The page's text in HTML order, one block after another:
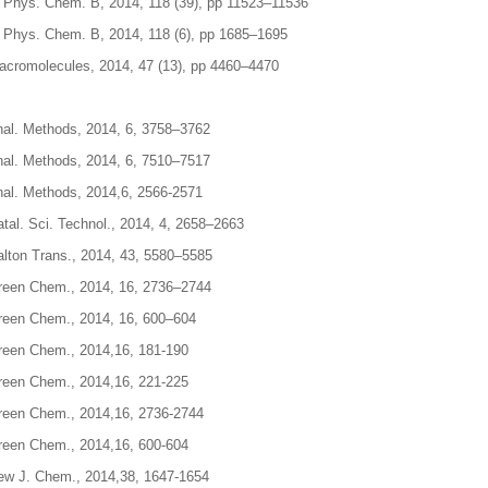
Chem. B, 2014, 118 (6), pp 1685–1695
2014, 47 (13), pp 4460–4470
Methods, 2014, 6, 3758–3762
Methods, 2014, 6, 7510–7517
Methods, 2014,6, 2566-2571
Sci. Technol., 2014, 4, 2658–2663
Trans., 2014, 43, 5580–5585
Chem., 2014, 16, 2736–2744
Chem., 2014, 16, 600–604
Chem., 2014,16, 181-190
Chem., 2014,16, 221-225
Chem., 2014,16, 2736-2744
Chem., 2014,16, 600-604
J. Chem., 2014,38, 1647-1654